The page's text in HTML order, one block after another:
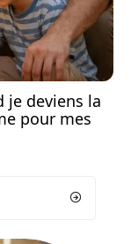
je deviens la
pour mes